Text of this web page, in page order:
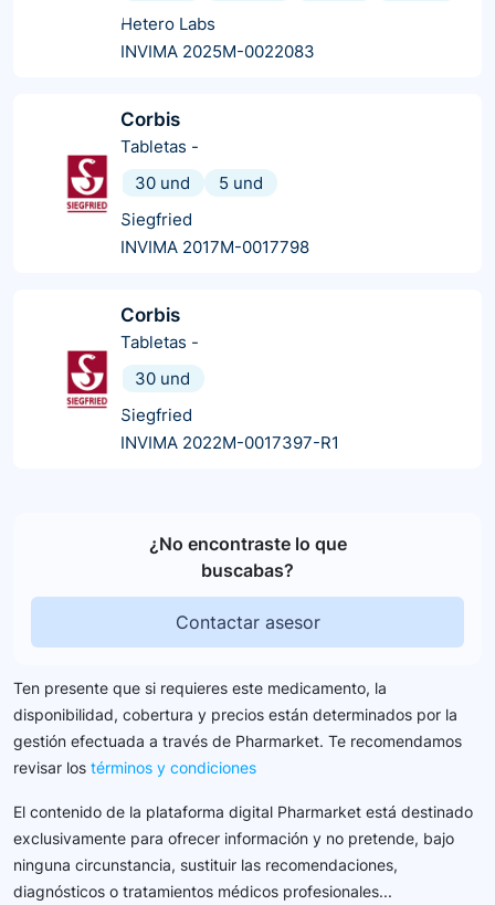
Hetero Labs
INVIMA 2025M-0022083
Corbis
Tabletas -
30 und
5 und
Siegfried
INVIMA 2017M-0017798
Corbis
Tabletas -
30 und
Siegfried
INVIMA 2022M-0017397-R1
¿No encontraste lo que
buscabas?
Contactar asesor
Ten presente que si requieres este medicamento, la
disponibilidad, cobertura y precios están determinados por la
gestión efectuada a través de Pharmarket. Te recomendamos
revisar los términos y condiciones
El contenido de la plataforma digital Pharmarket está destinado
exclusivamente para ofrecer información y no pretende, bajo
ninguna circunstancia, sustituir las recomendaciones,
diagnósticos o tratamientos médicos profesionales...